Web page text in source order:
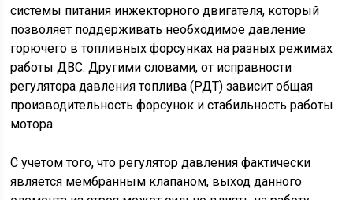
системы питания инжекторного двигателя, который
позволяет поддерживать необходимое давление
горючего в топливных форсунках на разных режимах
работы ДВС. Другими словами, от исправности
регулятора давления топлива (РДТ) зависит общая
производительность форсунок и стабильность работы
мотора.
С учетом того, что регулятор давления фактически
является мембранным клапаном, выход данного